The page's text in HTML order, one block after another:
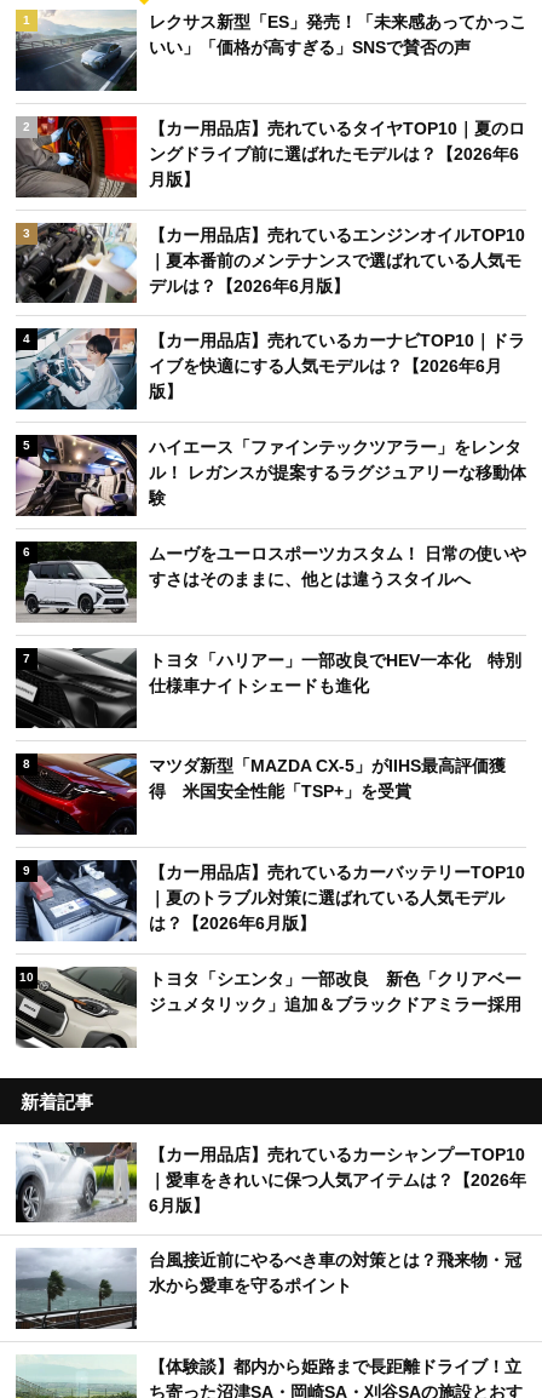
1
レクサス新型「ES」発売！「未来感あってかっこ
いい」「価格が高すぎる」SNSで賛否の声
2
【カー用品店】売れているタイヤTOP10｜夏のロ
ングドライブ前に選ばれたモデルは？【2026年6
月版】
3
【カー用品店】売れているエンジンオイルTOP10
｜夏本番前のメンテナンスで選ばれている人気モ
デルは？【2026年6月版】
4
【カー用品店】売れているカーナビTOP10｜ドラ
イブを快適にする人気モデルは？【2026年6月
版】
5
ハイエース「ファインテックツアラー」をレンタ
ル！ レガンスが提案するラグジュアリーな移動体
験
6
ムーヴをユーロスポーツカスタム！ 日常の使いや
すさはそのままに、他とは違うスタイルへ
7
トヨタ「ハリアー」一部改良でHEV一本化 特別
仕様車ナイトシェードも進化
8
マツダ新型「MAZDA CX-5」がIIHS最高評価獲
得 米国安全性能「TSP+」を受賞
9
【カー用品店】売れているカーバッテリーTOP10
｜夏のトラブル対策に選ばれている人気モデル
は？【2026年6月版】
10
トヨタ「シエンタ」一部改良 新色「クリアベー
ジュメタリック」追加＆ブラックドアミラー採用
新着記事
【カー用品店】売れているカーシャンプーTOP10
｜愛車をきれいに保つ人気アイテムは？【2026年
6月版】
台風接近前にやるべき車の対策とは？飛来物・冠
水から愛車を守るポイント
【体験談】都内から姫路まで長距離ドライブ！立
ち寄った沼津SA・岡崎SA・刈谷SAの施設とおす